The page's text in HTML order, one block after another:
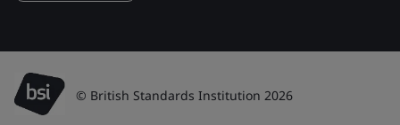
© British Standards Institution 2026